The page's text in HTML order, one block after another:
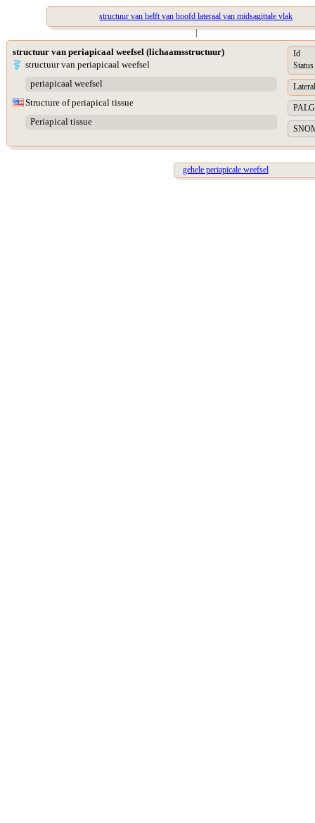
structuur van helft van hoofd lateraal van midsagittale vlak
|
structuur van periapicaal weefsel (lichaamsstructuur)
structuur van periapicaal weefsel
periapicaal weefsel
Structure of periapical tissue
Periapical tissue
Id
Status
gehele periapicale weefsel